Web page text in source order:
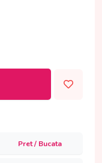
Pret / Bucata